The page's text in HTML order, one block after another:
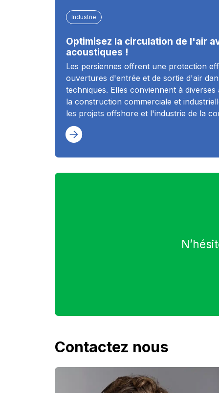
Industrie
Optimisez la circulation de l'air
acoustiques !
Les persiennes offrent une protection
ouvertures d'entrée et de sortie d'air
techniques. Elles conviennent à
la construction commerciale et
les projets offshore et l'industrie de la
Contactez nous